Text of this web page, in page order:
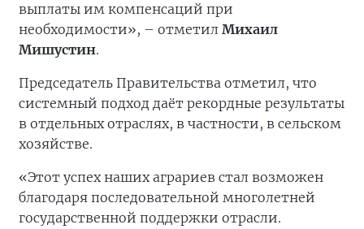
выплаты им компенсаций при
необходимости», – отметил Михаил
Мишустин.
Председатель Правительства отметил, что
системный подход даёт рекордные результаты
в отдельных отраслях, в частности, в сельском
хозяйстве.
«Этот успех наших аграриев стал возможен
благодаря последовательной многолетней
государственной поддержки отрасли.